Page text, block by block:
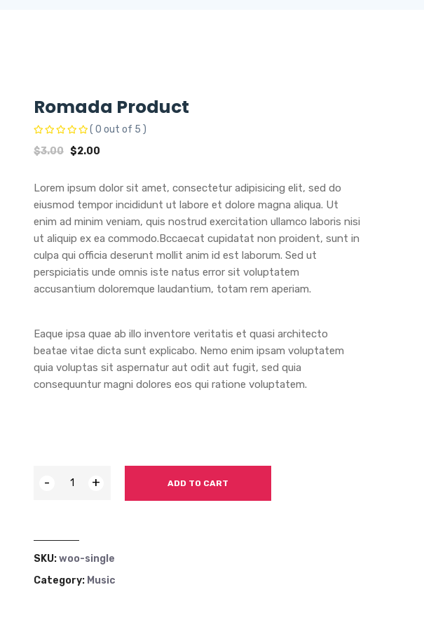
Romada Product
( 0 out of 5 )
$3.00 Original
$3.00.
$2.00
$2.00.
Lorem ipsum dolor sit amet, consectetur adipisicing elit, sed do
eiusmod tempor incididunt ut labore et dolore magna aliqua. Ut
enim ad minim veniam, quis nostrud exercitation ullamco laboris nisi
ut aliquip ex ea commodo.Bccaecat cupidatat non proident, sunt in
culpa qui officia deserunt mollit anim id est laborum. Sed ut
perspiciatis unde omnis iste natus error sit voluptatem
accusantium doloremque laudantium, totam rem aperiam.
Eaque ipsa quae ab illo inventore veritatis et quasi architecto
beatae vitae dicta sunt explicabo. Nemo enim ipsam voluptatem
quia voluptas sit aspernatur aut odit aut fugit, sed quia
consequuntur magni dolores eos qui ratione voluptatem.
- + ADD TO CART
SKU:woo-single
Category: Music